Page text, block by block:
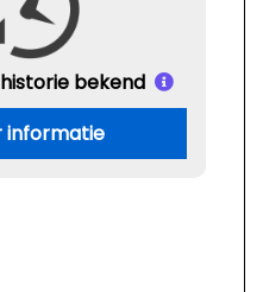
historie bekend
informatie